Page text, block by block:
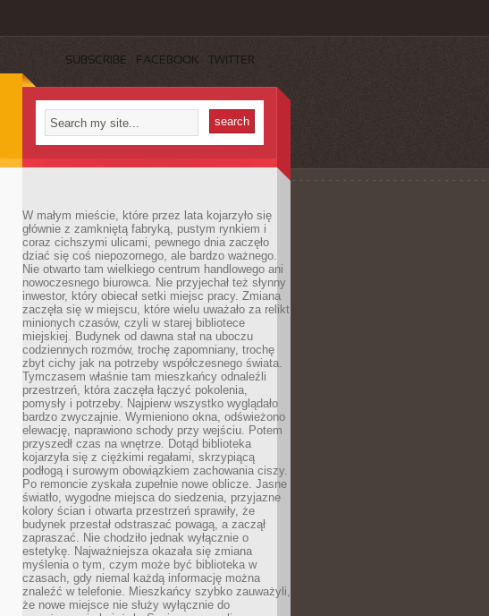
SUBSCRIBE FACEBOOK TWITTER
W małym mieście, które przez lata kojarzyło się
głównie z zamkniętą fabryką, pustym rynkiem i
coraz cichszymi ulicami, pewnego dnia zaczęło
dziać się coś niepozornego, ale bardzo ważnego.
Nie otwarto tam wielkiego centrum handlowego ani
nowoczesnego biurowca. Nie przyjechał też słynny
inwestor, który obiecał setki miejsc pracy. Zmiana
zaczęła się w miejscu, które wielu uważało za relikt
minionych czasów, czyli w starej bibliotece
miejskiej. Budynek od dawna stał na uboczu
codziennych rozmów, trochę zapomniany, trochę
zbyt cichy jak na potrzeby współczesnego świata.
Tymczasem właśnie tam mieszkańcy odnaleźli
przestrzeń, która zaczęła łączyć pokolenia,
pomysły i potrzeby. Najpierw wszystko wyglądało
bardzo zwyczajnie. Wymieniono okna, odświeżono
elewację, naprawiono schody przy wejściu. Potem
przyszedł czas na wnętrze. Dotąd biblioteka
kojarzyła się z ciężkimi regałami, skrzypiącą
podłogą i surowym obowiązkiem zachowania ciszy.
Po remoncie zyskała zupełnie nowe oblicze. Jasne
światło, wygodne miejsca do siedzenia, przyjazne
kolory ścian i otwarta przestrzeń sprawiły, że
budynek przestał odstraszać powagą, a zaczął
zapraszać. Nie chodziło jednak wyłącznie o
estetykę. Najważniejsza okazała się zmiana
myślenia o tym, czym może być biblioteka w
czasach, gdy niemal każdą informację można
znaleźć w telefonie. Mieszkańcy szybko zauważyli,
że nowe miejsce nie służy wyłącznie do